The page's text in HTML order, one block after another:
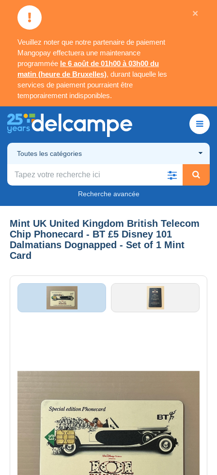
Veuillez noter que notre partenaire de paiement
Mangopay effectuera une maintenance
programmée le 6 août de 01h00 à 03h00 du
matin (heure de Bruxelles), durant laquelle les
services de paiement pourraient être
temporairement indisponibles.
×
Toutes les catégories
Recherche avancée
Mint UK United Kingdom British Telecom
Chip Phonecard - BT £5 Disney 101
Dalmatians Dognapped - Set of 1 Mint
Card